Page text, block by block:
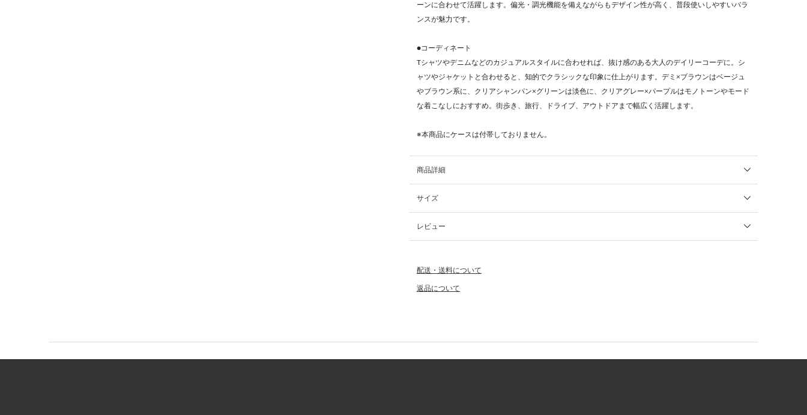
ーンに合わせて活躍します。偏光・調光機能を備えながらもデザイン性が高く、普段使いしやすいバラ
ンスが魅力です。
●コーディネート
Tシャツやデニムなどのカジュアルスタイルに合わせれば、抜け感のある大人のデイリーコーデに。シ
ャツやジャケットと合わせると、知的でクラシックな印象に仕上がります。デミ×ブラウンはベージュ
やブラウン系に、クリアシャンパン×グリーンは淡色に、クリアグレー×パープルはモノトーンやモード
な着こなしにおすすめ。街歩き、旅行、ドライブ、アウトドアまで幅広く活躍します。
※本商品にケースは付帯しておりません。
商品詳細
サイズ
レビュー
配送・送料について
返品について